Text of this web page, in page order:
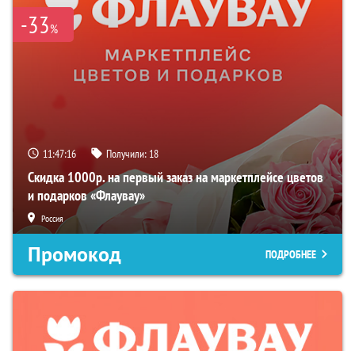
-33%
11:47:15 Получили: 18
Скидка 1000р. на первый заказ на маркетплейсе цветов
и подарков «Флаувау»
Россия
Промокод ПОДРОБНЕЕ